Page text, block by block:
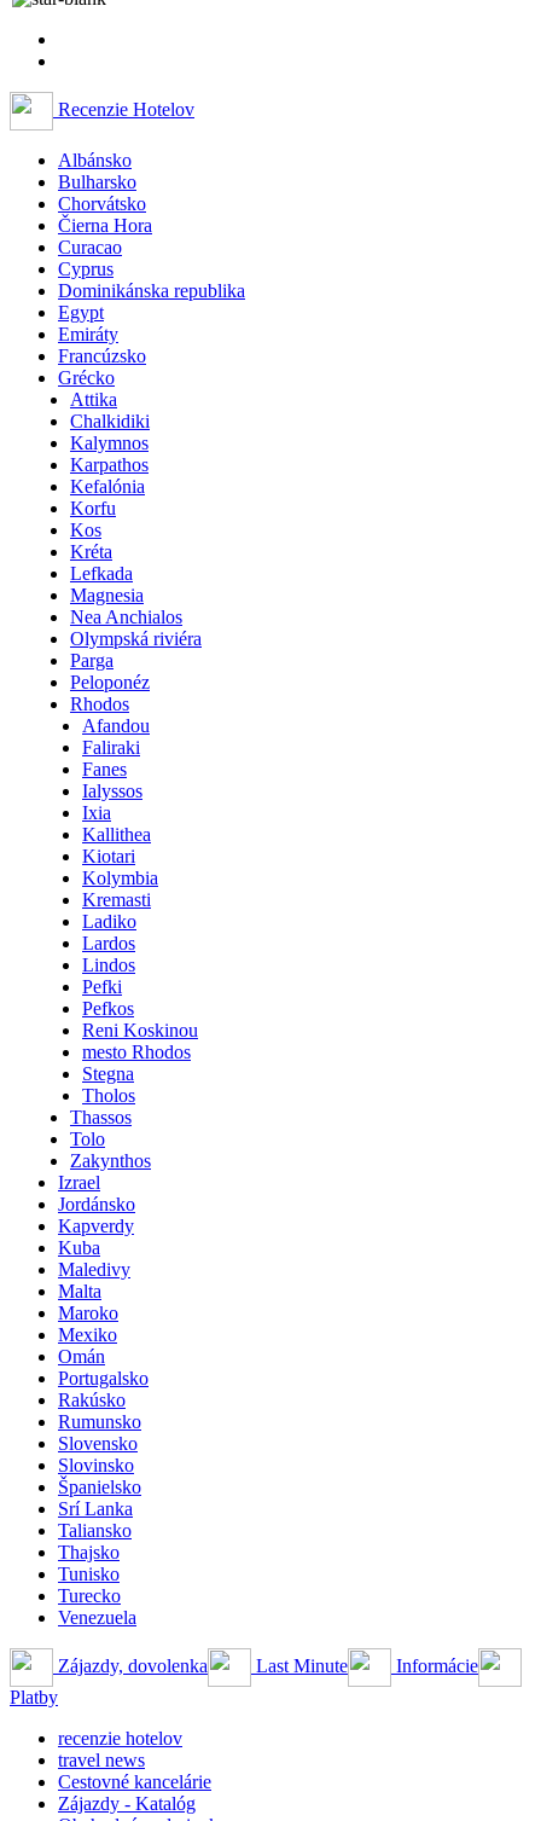
Recenzie Hotelov
Albánsko
Bulharsko
Chorvátsko
Čierna Hora
Curacao
Cyprus
Dominikánska republika
Egypt
Emiráty
Francúzsko
Grécko
Attika
Chalkidiki
Kalymnos
Karpathos
Kefalónia
Korfu
Kos
Kréta
Lefkada
Magnesia
Nea Anchialos
Olympská riviéra
Parga
Peloponéz
Rhodos
Afandou
Faliraki
Fanes
Ialyssos
Ixia
Kallithea
Kiotari
Kolymbia
Kremasti
Ladiko
Lardos
Lindos
Pefki
Pefkos
Reni Koskinou
mesto Rhodos
Stegna
Tholos
Thassos
Tolo
Zakynthos
Izrael
Jordánsko
Kapverdy
Kuba
Maledivy
Malta
Maroko
Mexiko
Omán
Portugalsko
Rakúsko
Rumunsko
Slovensko
Slovinsko
Španielsko
Srí Lanka
Taliansko
Thajsko
Tunisko
Turecko
Venezuela
Zájazdy, dovolenka Last Minute
Informácie
Platby
recenzie hotelov
travel news
Cestovné kancelárie
Zájazdy - Katalóg